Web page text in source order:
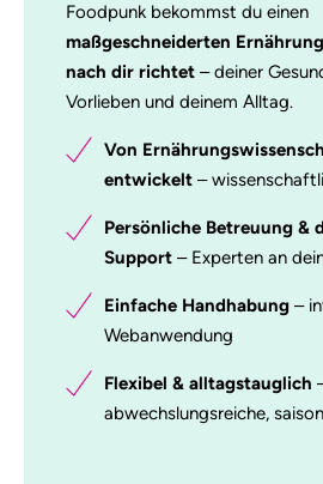
Foodpunk bekommst du einen
maßgeschneiderten
nach dir richtet – deiner
Vorlieben und deinem Alltag.
Von
entwickelt –
Persönliche Betreuung &
Support – Experten an
Einfache Handhabung –
Webanwendung
Flexibel & alltagstauglich
abwechslungsreiche,